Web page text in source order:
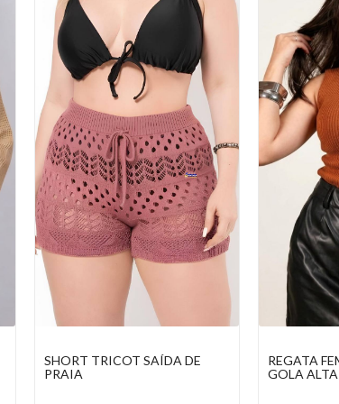
REGATA FEMININA TRICOT
GOLA ALTA
CARDIGAN
ABERTO